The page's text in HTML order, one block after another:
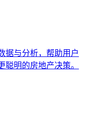
据与分析，帮助用户
聪明的房地产决策。